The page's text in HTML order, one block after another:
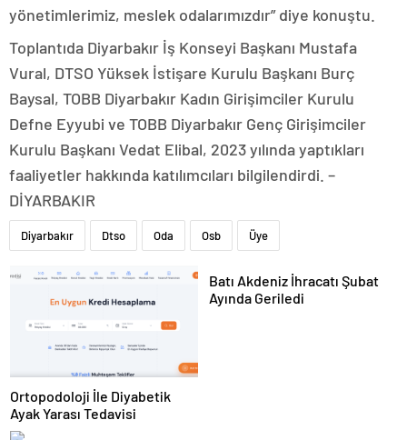
yönetimlerimiz, meslek odalarımızdır” diye konuştu.
Toplantıda Diyarbakır İş Konseyi Başkanı Mustafa
Vural, DTSO Yüksek İstişare Kurulu Başkanı Burç
Baysal, TOBB Diyarbakır Kadın Girişimciler Kurulu
Defne Eyyubi ve TOBB Diyarbakır Genç Girişimciler
Kurulu Başkanı Vedat Elibal, 2023 yılında yaptıkları
faaliyetler hakkında katılımcıları bilgilendirdi. –
DİYARBAKIR
Diyarbakır Dtso Oda Osb Üye
Ortopodoloji İle Diyabetik
Ayak Yarası Tedavisi
Batı Akdeniz İhracatı Şubat
Ayında Geriledi